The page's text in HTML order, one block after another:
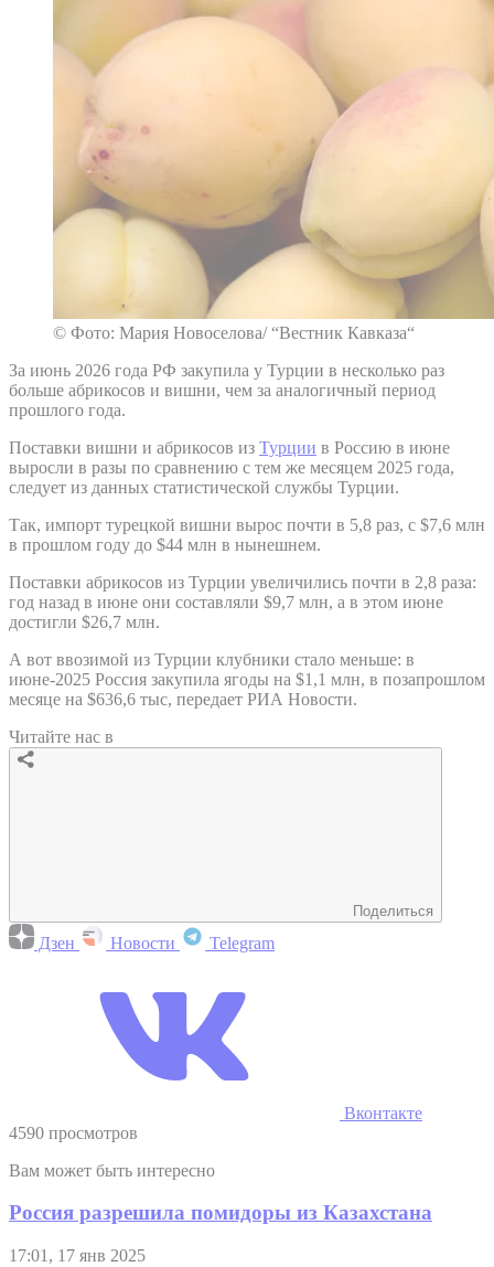
© Фото: Мария Новоселова/ “Вестник Кавказа“
За июнь 2026 года РФ закупила у Турции в несколько раз
больше абрикосов и вишни, чем за аналогичный период
прошлого года.
Поставки вишни и абрикосов из Турции в Россию в июне
выросли в разы по сравнению с тем же месяцем 2025 года,
следует из данных статистической службы Турции.
Так, импорт турецкой вишни вырос почти в 5,8 раз, с $7,6 млн
в прошлом году до $44 млн в нынешнем.
Поставки абрикосов из Турции увеличились почти в 2,8 раза:
год назад в июне они составляли $9,7 млн, а в этом июне
достигли $26,7 млн.
А вот ввозимой из Турции клубники стало меньше: в
июне-2025 Россия закупила ягоды на $1,1 млн, в позапрошлом
месяце на $636,6 тыс, передает РИА Новости.
Читайте нас в
Поделиться
Дзен Новости Telegram
Вконтакте
4590 просмотров
Вам может быть интересно
Россия разрешила помидоры из Казахстана
17:01, 17 янв 2025